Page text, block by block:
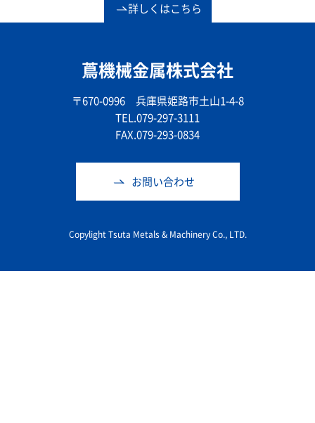
詳しくはこちら
蔦機械金属株式会社
〒670-0996 兵庫県姫路市土山1-4-8
TEL.079-297-3111
FAX.079-293-0834
お問い合わせ
Copylight Tsuta Metals & Machinery Co., LTD.